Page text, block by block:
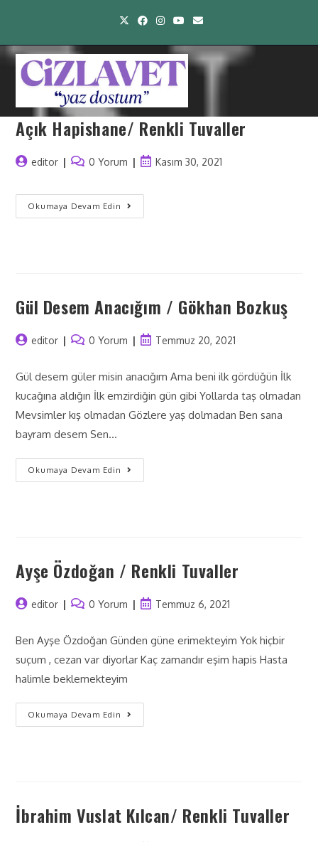
Açık Hapishane/ Renkli Tuvaller
editor 0 Yorum Kasım 30, 2021
Okumaya Devam Edin
Gül Desem Anacığım / Gökhan Bozkuş
editor 0 Yorum Temmuz 20, 2021
Gül desem güler misin anacığım Ama beni ilk gördüğün İlk
kucağına aldığın İlk emzirdiğin gün gibi Yollarda taş olmadan
Mevsimler kış olmadan Gözlere yaş dolmadan Ben sana
bayram desem Sen…
Okumaya Devam Edin
Ayşe Özdoğan / Renkli Tuvaller
editor 0 Yorum Temmuz 6, 2021
Ben Ayşe Özdoğan Günden güne erimekteyim Yok hiçbir
suçum , cezan var diyorlar Kaç zamandır eşim hapis Hasta
halimle beklemekteyim
Okumaya Devam Edin
İbrahim Vuslat Kılcan/ Renkli Tuvaller